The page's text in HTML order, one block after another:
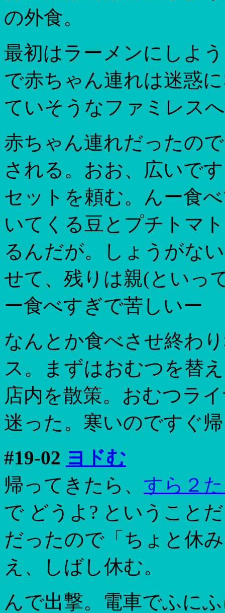
の外食。
最初はラーメンにしよ
で赤ちゃん連れは迷惑
ていそうなファミレス
赤ちゃん連れだったの
される。おお、広いで
セットを頼む。んー食
いてくる豆とプチトマ
るんだが。しょうがな
せて、残りは親(といっ
ー食べすぎで苦しいー
なんとか食べさせ終わ
ス。まずはおむつを替
店内を散策。おむつラ
迷った。寒いのですぐ
#19-02 ヨドむ
帰ってきたら、 すら２
で どうよ? ということ
だったので「ちょと休
え、しばし休む。
んで出撃。電車でふに